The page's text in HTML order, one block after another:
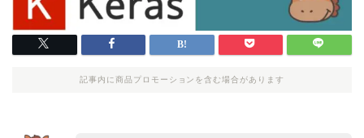
記事内に商品プロモーションを含む場合があります